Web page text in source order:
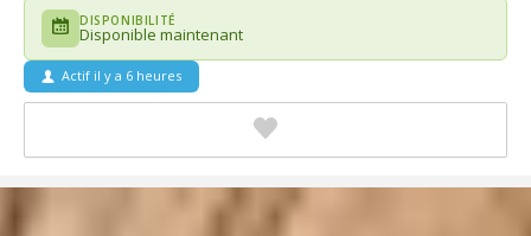
DISPONIBILITÉ
Disponible maintenant
Actif il y a 6 heures